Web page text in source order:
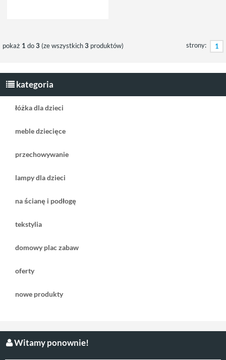
pokaż 1 do3 (ze wszystkich3 produktów) strony: 1
kategoria
łóżka dla dzieci
meble dziecięce
przechowywanie
lampy dla dzieci
na ścianę i podłogę
tekstylia
domowy plac zabaw
oferty
nowe produkty
Witamy ponownie!